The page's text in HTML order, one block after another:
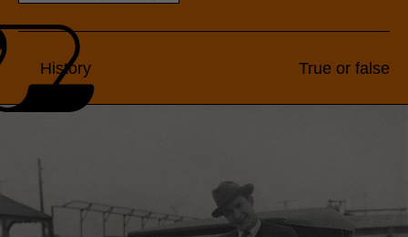
History True or false